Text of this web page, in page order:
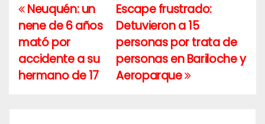
Navegación
de
entradas
Escape frustrado:
Detuvieron a 15
personas por trata de
personas en Bariloche y
Aeroparque
Neuquén: un
nene de 6 años
mató por
accidente a su
hermano de 17